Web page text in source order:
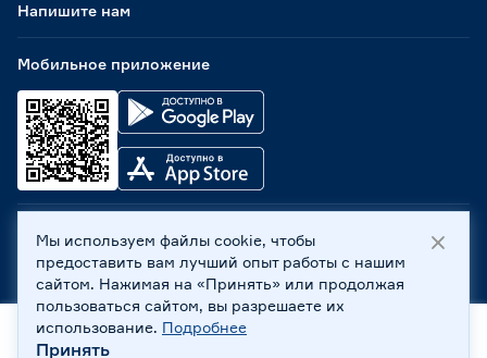
Мобильное приложение
Напишите нам
ООО «Бауцентр Рус» 2004 -2026, 236029, г. Калининград,
ул. А.Невского, 205. ИНН 7702596813, КПП 390601001 ©
Все права защищены
Политика обработки персональных данных
Правовая информация
Мы используем файлы cookie, чтобы
предоставить вам лучший опыт работы с нашим
сайтом. Нажимая на «Принять» или продолжая
пользоваться сайтом, вы разрешаете их
использование. Подробнее
Принять